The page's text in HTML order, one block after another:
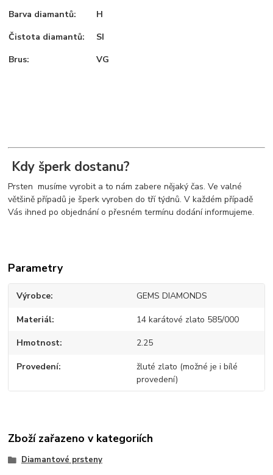
Barva diamantů:
H
Čistota diamantů:
SI
Brus:
VG
Kdy šperk dostanu?
Prsten musíme vyrobit a to nám zabere nějaký čas. Ve valné
většině případů je šperk vyroben do tří týdnů. V každém případě
Vás ihned po objednání o přesném termínu dodání informujeme.
Parametry
Výrobce GEMS DIAMONDS
Materiál 14 karátové zlato 585/000
Hmotnost 2.25
Provedení
žluté zlato (možné je i bílé
provedení)
Zboží zařazeno v kategoriích
Diamantové prsteny